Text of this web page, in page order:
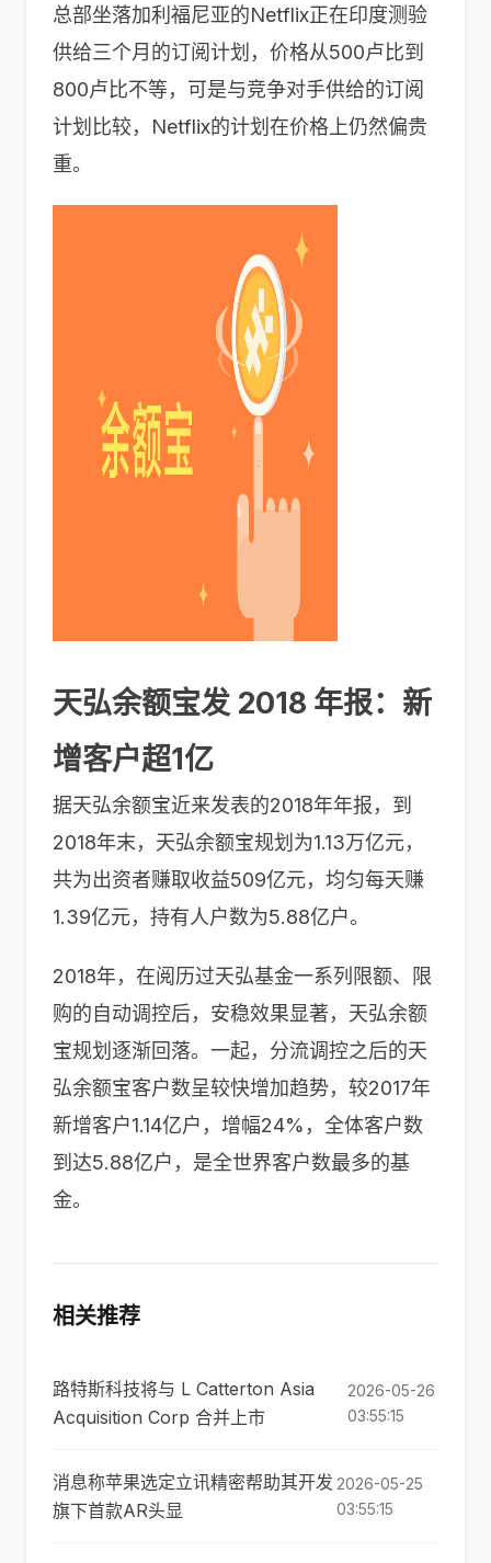
总部坐落加利福尼亚的Netflix正在印度测验
供给三个月的订阅计划，价格从500卢比到
800卢比不等，可是与竞争对手供给的订阅
计划比较，Netflix的计划在价格上仍然偏贵
重。
天弘余额宝发 2018 年报：新
增客户超1亿
据天弘余额宝近来发表的2018年年报，到
2018年末，天弘余额宝规划为1.13万亿元，
共为出资者赚取收益509亿元，均匀每天赚
1.39亿元，持有人户数为5.88亿户。
2018年，在阅历过天弘基金一系列限额、限
购的自动调控后，安稳效果显著，天弘余额
宝规划逐渐回落。一起，分流调控之后的天
弘余额宝客户数呈较快增加趋势，较2017年
新增客户1.14亿户，增幅24%，全体客户数
到达5.88亿户，是全世界客户数最多的基
金。
相关推荐
路特斯科技将与 L Catterton Asia
Acquisition Corp 合并上市
2026-05-26
03:55:15
消息称苹果选定立讯精密帮助其开发
旗下首款AR头显
2026-05-25
03:55:15